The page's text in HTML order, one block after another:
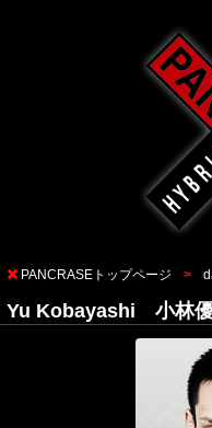
PANCRASEトップページ
Yu Kobayashi 小林